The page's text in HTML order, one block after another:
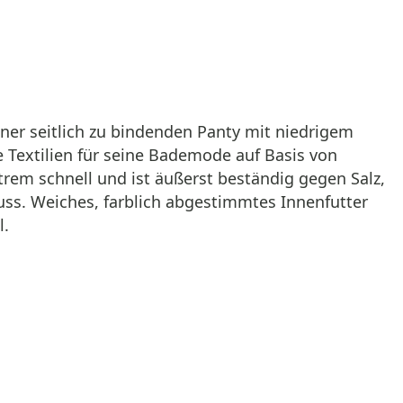
seitlich zu bindenden Panty mit niedrigem
für seine Bademode auf Basis von
schnell und ist äußerst beständig gegen Salz,
Weiches, farblich abgestimmtes Innenfutter